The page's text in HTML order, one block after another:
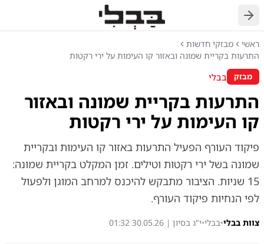
חזרה
ראשי
מבזקי חדשות
התרעות בקריית שמונה ובאזור קו העימות על ירי רקטות
מבזק בבלי
התרעות בקריית שמונה ובאזור
קו העימות על ירי רקטות
פיקוד העורף הפעיל התרעות באזור קו העימות ובקריית
שמונה בשל ירי רקטות וטילים. זמן המקלט בקריית שמונה:
15 שניות. הציבור מתבקש להיכנס למרחב המוגן ולפעול
לפי הנחיות פיקוד העורף.
צוות בבלי•בבלי•י"ג בסיון | 30.05.26 01:32